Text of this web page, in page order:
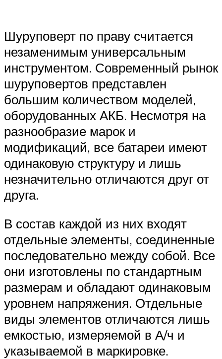
Шуруповерт по праву считается
незаменимым универсальным
инструментом. Современный рынок
шуруповертов представлен
большим количеством моделей,
оборудованных АКБ. Несмотря на
разнообразие марок и
модификаций, все батареи имеют
одинаковую структуру и лишь
незначительно отличаются друг от
друга.
В состав каждой из них входят
отдельные элементы, соединенные
последовательно между собой. Все
они изготовлены по стандартным
размерам и обладают одинаковым
уровнем напряжения. Отдельные
виды элементов отличаются лишь
емкостью, измеряемой в А/ч и
указываемой в маркировке.